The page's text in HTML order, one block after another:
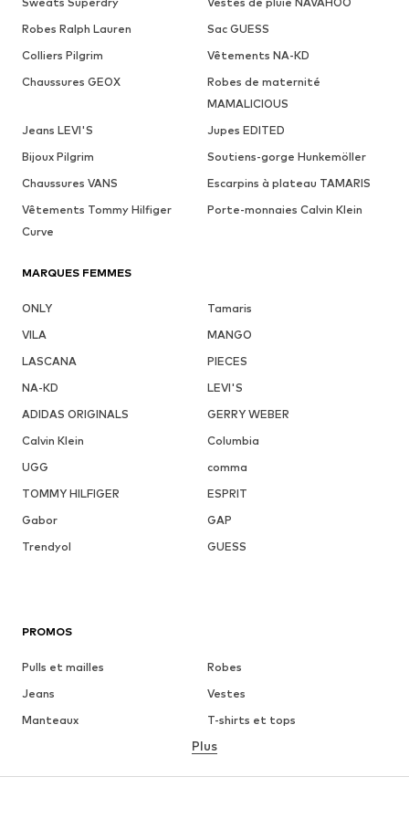
Robes Ralph Lauren
Sac GUESS
Colliers Pilgrim
Vêtements NA-KD
Chaussures GEOX
Robes de maternité
MAMALICIOUS
Jeans LEVI'S
Jupes EDITED
Bijoux Pilgrim
Soutiens-gorge Hunkemöller
Chaussures VANS
Escarpins à plateau TAMARIS
Vêtements Tommy Hilfiger
Curve
Porte-monnaies Calvin Klein
MARQUES FEMMES
ONLY
Tamaris
VILA
MANGO
LASCANA
PIECES
NA-KD
LEVI'S
ADIDAS ORIGINALS
GERRY WEBER
Calvin Klein
Columbia
UGG
comma
TOMMY HILFIGER
ESPRIT
Gabor
GAP
Trendyol
GUESS
PROMOS
Pulls et mailles
Robes
Jeans
Vestes
Manteaux
T-shirts et tops
Lingerie
Jupes
Blouses et tuniques
Plus